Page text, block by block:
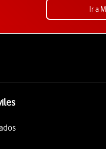
Ir a